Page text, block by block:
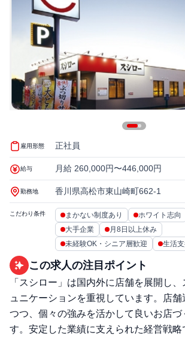
雇用形態 正社員
給与 月給 260,000円〜446,000円
勤務地 香川県高松市東山崎町662-1
こだわり条件 まかない制度あり ホワイト志向
大手企業
月8日以上休み
未経験OK・シニア層歓迎
生活
この求人の注目ポイント
「スシロー」は国内外に店舗を展開し、
ュニケーションを重視しています。店
つつ、個々の強みを活かして良いお店づ
す。安定した業績に支えられた経営戦略